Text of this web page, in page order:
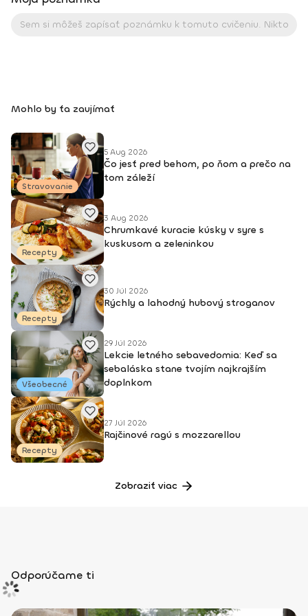
Mohlo by ťa zaujímať
Stravovanie
5 Aug 2026
Čo jesť pred behom, po ňom a prečo na
tom záleží
Recepty
3 Aug 2026
Chrumkavé kuracie kúsky v syre s
kuskusom a zeleninkou
Recepty
30 Júl 2026
Rýchly a lahodný hubový stroganov
Všeobecné
29 Júl 2026
Lekcie letného sebavedomia: Keď sa
sebaláska stane tvojím najkrajším
doplnkom
Recepty
27 Júl 2026
Rajčinové ragú s mozzarellou
Zobraziť viac
Odporúčame ti